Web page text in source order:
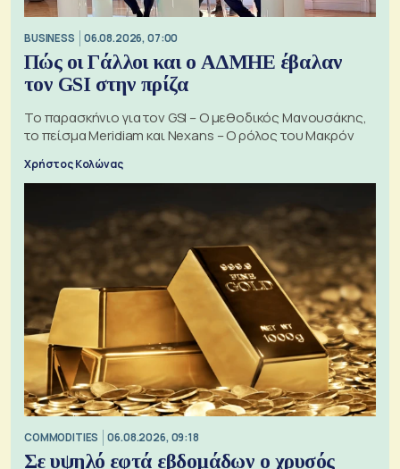
BUSINESS 06.08.2026, 07:00
Πώς οι Γάλλοι και ο ΑΔΜΗΕ έβαλαν
τον GSI στην πρίζα
Το παρασκήνιο για τον GSI – Ο μεθοδικός Μανουσάκης,
το πείσμα Meridiam και Nexans – Ο ρόλος του Μακρόν
Χρήστος Κολώνας
COMMODITIES 06.08.2026, 09:18
Σε υψηλό εφτά εβδομάδων ο χρυσός